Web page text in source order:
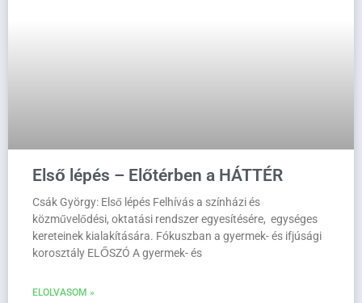
Első lépés – Előtérben a HÁTTÉR
Csák György: Első lépés Felhívás a színházi és
közművelődési, oktatási rendszer egyesítésére, egységes
kereteinek kialakítására. Fókuszban a gyermek- és ifjúsági
korosztály ELŐSZÓ A gyermek- és
ELOLVASOM »